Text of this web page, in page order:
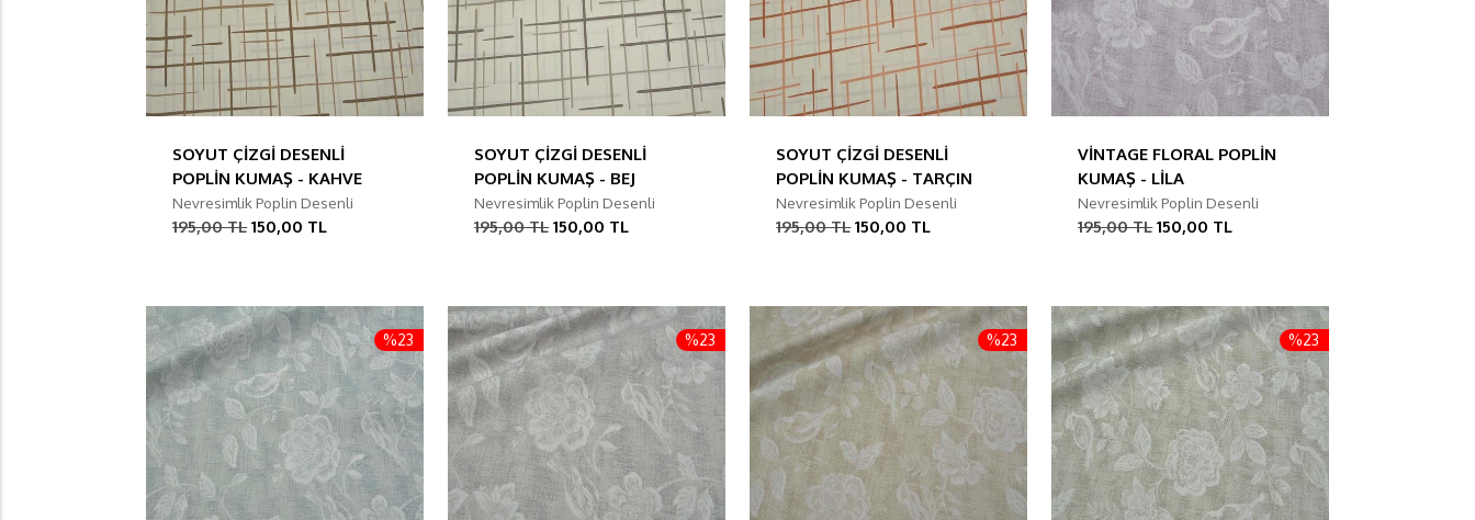
SOYUT ÇİZGİ DESENLİ
POPLİN KUMAŞ - KAHVE
Nevresimlik Poplin Desenli
195,00 TL 150,00 TL
SOYUT ÇİZGİ DESENLİ
POPLİN KUMAŞ - BEJ
Nevresimlik Poplin Desenli
195,00 TL 150,00 TL
SOYUT ÇİZGİ DESENLİ
POPLİN KUMAŞ - TARÇIN
Nevresimlik Poplin Desenli
195,00 TL 150,00 TL
VİNTAGE FLORAL POPLİN
KUMAŞ - LİLA
Nevresimlik Poplin Desenli
195,00 TL 150,00 TL
%23 %23 %23 %23